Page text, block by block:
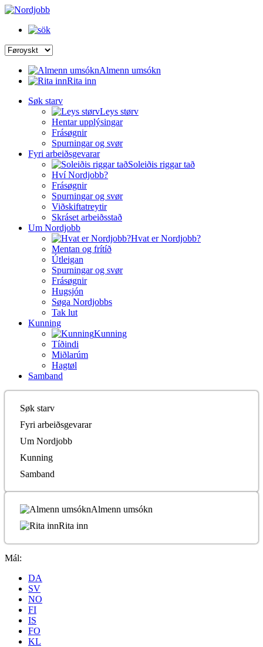
Almenn umsókn
Rita inn
Søk starv
Leys størv
Hentar upplýsingar
Frásøgnir
Spurningar og svør
Fyri arbeiðsgevarar
Soleiðis riggar tað
Hví Nordjobb?
Frásøgnir
Spurningar og svør
Viðskiftatreytir
Skráset arbeiðsstað
Um Nordjobb
Hvat er Nordjobb?
Mentan og frítíð
Útleigan
Spurningar og svør
Frásøgnir
Hugsjón
Søga Nordjobbs
Tak lut
Kunning
Kunning
Tíðindi
Miðlarúm
Hagtøl
Samband
Søk starv
Fyri arbeiðsgevarar
Um Nordjobb
Kunning
Samband
Almenn umsókn
Rita inn
Mál:
DA
SV
NO
FI
IS
FO
KL